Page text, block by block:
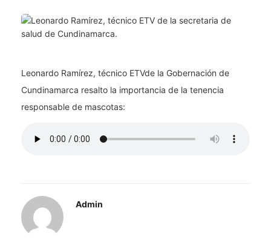
Leonardo Ramírez, técnico ETVde la Gobernación de
Cundinamarca resalto la importancia de la tenencia
responsable de mascotas:
Admin